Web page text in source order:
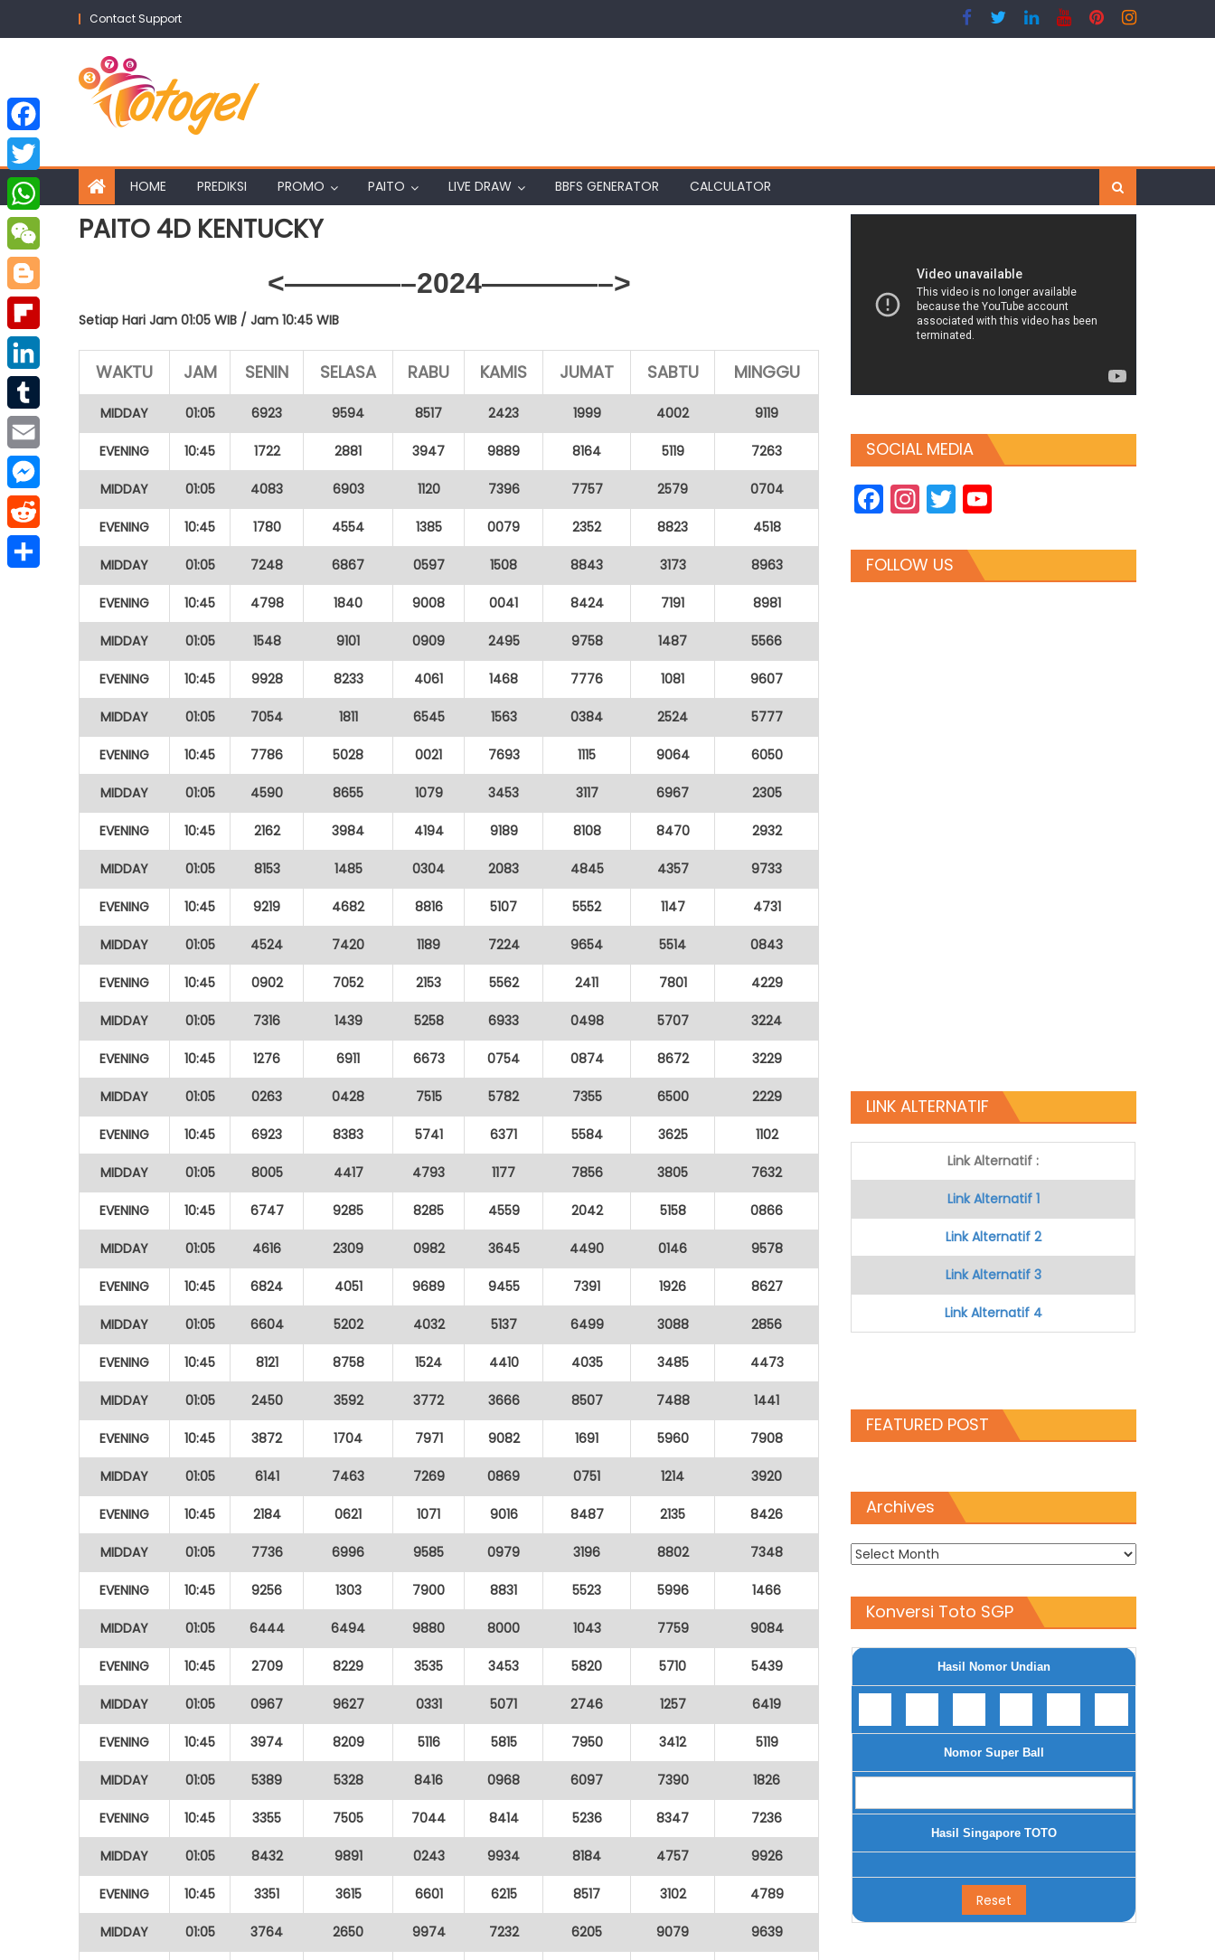
Contact Support
HOME PREDIKSI PROMO PAITO LIVE DRAW BBFS GENERATOR CALCULATOR
PAITO 4D KENTUCKY
<————–2024————–>
Setiap Hari Jam 01:05 WIB / Jam 10:45 WIB
WAKTU JAM SENIN SELASA RABU KAMIS JUMAT SABTU MINGGU
MIDDAY 01:05 6923 9594 8517 2423 1999 4002 9119
EVENING 10:45 1722 2881 3947 9889 8164 5119 7263
MIDDAY 01:05 4083 6903 1120 7396 7757 2579 0704
EVENING 10:45 1780 4554 1385 0079 2352 8823 4518
MIDDAY 01:05 7248 6867 0597 1508 8843 3173 8963
EVENING 10:45 4798 1840 9008 0041 8424 7191 8981
MIDDAY 01:05 1548 9101 0909 2495 9758 1487 5566
EVENING 10:45 9928 8233 4061 1468 7776 1081 9607
MIDDAY 01:05 7054 1811 6545 1563 0384 2524 5777
EVENING 10:45 7786 5028 0021 7693 1115 9064 6050
MIDDAY 01:05 4590 8655 1079 3453 3117 6967 2305
EVENING 10:45 2162 3984 4194 9189 8108 8470 2932
MIDDAY 01:05 8153 1485 0304 2083 4845 4357 9733
EVENING 10:45 9219 4682 8816 5107 5552 1147 4731
MIDDAY 01:05 4524 7420 1189 7224 9654 5514 0843
EVENING 10:45 0902 7052 2153 5562 2411 7801 4229
MIDDAY 01:05 7316 1439 5258 6933 0498 5707 3224
EVENING 10:45 1276 6911 6673 0754 0874 8672 3229
MIDDAY 01:05 0263 0428 7515 5782 7355 6500 2229
EVENING 10:45 6923 8383 5741 6371 5584 3625 1102
MIDDAY 01:05 8005 4417 4793 1177 7856 3805 7632
EVENING 10:45 6747 9285 8285 4559 2042 5158 0866
MIDDAY 01:05 4616 2309 0982 3645 4490 0146 9578
EVENING 10:45 6824 4051 9689 9455 7391 1926 8627
MIDDAY 01:05 6604 5202 4032 5137 6499 3088 2856
EVENING 10:45 8121 8758 1524 4410 4035 3485 4473
MIDDAY 01:05 2450 3592 3772 3666 8507 7488 1441
EVENING 10:45 3872 1704 7971 9082 1691 5960 7908
MIDDAY 01:05 6141 7463 7269 0869 0751 1214 3920
EVENING 10:45 2184 0621 1071 9016 8487 2135 8426
MIDDAY 01:05 7736 6996 9585 0979 3196 8802 7348
EVENING 10:45 9256 1303 7900 8831 5523 5996 1466
MIDDAY 01:05 6444 6494 9880 8000 1043 7759 9084
EVENING 10:45 2709 8229 3535 3453 5820 5710 5439
MIDDAY 01:05 0967 9627 0331 5071 2746 1257 6419
EVENING 10:45 3974 8209 5116 5815 7950 3412 5119
MIDDAY 01:05 5389 5328 8416 0968 6097 7390 1826
EVENING 10:45 3355 7505 7044 8414 5236 8347 7236
MIDDAY 01:05 8432 9891 0243 9934 8184 4757 9926
EVENING 10:45 3351 3615 6601 6215 8517 3102 4789
MIDDAY 01:05 3764 2650 9974 7232 6205 9079 9639
SOCIAL MEDIA
Facebook
Instagram
Twitter
FOLLOW US
LINK ALTERNATIF
Link Alternatif :
Link Alternatif 1
Link Alternatif 2
Link Alternatif 3
Link Alternatif 4
FEATURED POST
Archives
Archives
Konversi Toto SGP
Hasil Nomor Undian
Nomor Super Ball
Hasil Singapore TOTO
Facebook
Twitter
WhatsApp
WeChat
Blogger
Flipboard
LinkedIn
Tumblr
Email
Messenger
Reddit